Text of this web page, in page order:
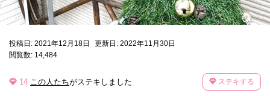
投稿日: 2021年12月18日
更新日: 2022年11月30日
閲覧数: 14,484
14 この人たちがステキしました ステキする